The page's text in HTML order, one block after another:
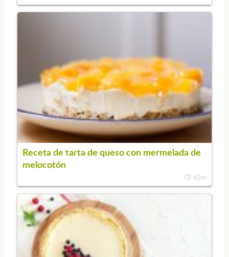
Receta de tarta de queso con mermelada de
melocotón
40m